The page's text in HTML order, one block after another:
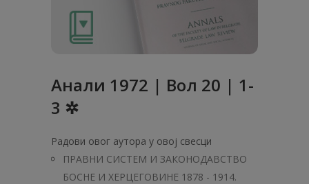
Анaли 1972 | Вол 20 | 1-
3 ✲
Радови овог аутора у овој свесци
ПРАВНИ СИСТЕМ И ЗАКОНОДАВСТВО
БOСНE И ХЕРЦЕГОВИНЕ 1878 - 1914.